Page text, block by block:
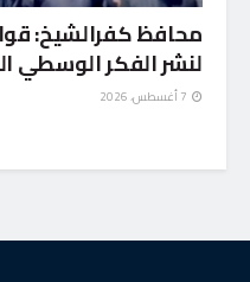
محافظ كفرالشيخ:
لنشر الفكر الوسطي